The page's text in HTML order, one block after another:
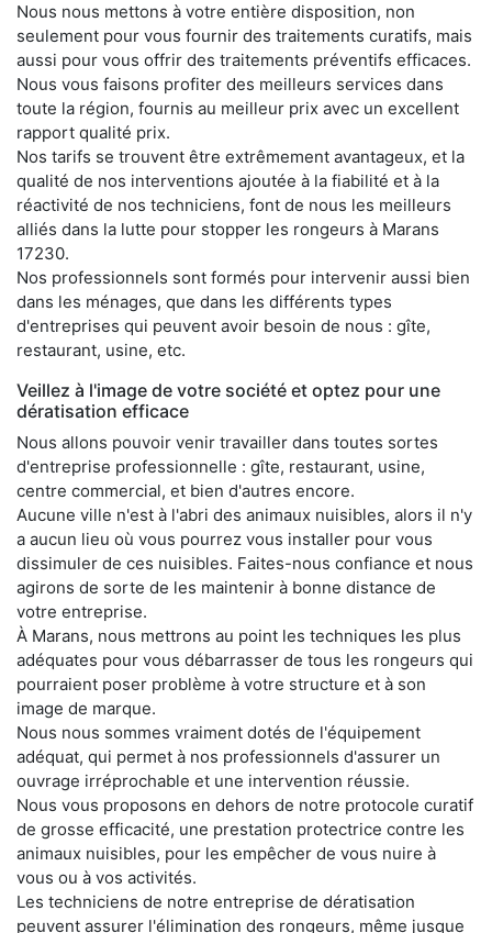
Nous nous mettons à votre entière disposition, non
seulement pour vous fournir des traitements curatifs, mais
aussi pour vous offrir des traitements préventifs efficaces.
Nous vous faisons profiter des meilleurs services dans
toute la région, fournis au meilleur prix avec un excellent
rapport qualité prix.
Nos tarifs se trouvent être extrêmement avantageux, et la
qualité de nos interventions ajoutée à la fiabilité et à la
réactivité de nos techniciens, font de nous les meilleurs
alliés dans la lutte pour stopper les rongeurs à Marans
17230.
Nos professionnels sont formés pour intervenir aussi bien
dans les ménages, que dans les différents types
d'entreprises qui peuvent avoir besoin de nous : gîte,
restaurant, usine, etc.
Veillez à l'image de votre société et optez pour une
dératisation efficace
Nous allons pouvoir venir travailler dans toutes sortes
d'entreprise professionnelle : gîte, restaurant, usine,
centre commercial, et bien d'autres encore.
Aucune ville n'est à l'abri des animaux nuisibles, alors il n'y
a aucun lieu où vous pourrez vous installer pour vous
dissimuler de ces nuisibles. Faites-nous confiance et nous
agirons de sorte de les maintenir à bonne distance de
votre entreprise.
À Marans, nous mettrons au point les techniques les plus
adéquates pour vous débarrasser de tous les rongeurs qui
pourraient poser problème à votre structure et à son
image de marque.
Nous nous sommes vraiment dotés de l'équipement
adéquat, qui permet à nos professionnels d'assurer un
ouvrage irréprochable et une intervention réussie.
Nous vous proposons en dehors de notre protocole curatif
de grosse efficacité, une prestation protectrice contre les
animaux nuisibles, pour les empêcher de vous nuire à
vous ou à vos activités.
Les techniciens de notre entreprise de dératisation
peuvent assurer l'élimination des rongeurs, même jusque